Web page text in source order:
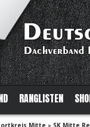
RANGLISTEN
Mitte » SK Mitte